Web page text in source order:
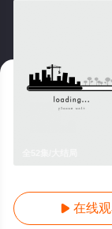
 在线